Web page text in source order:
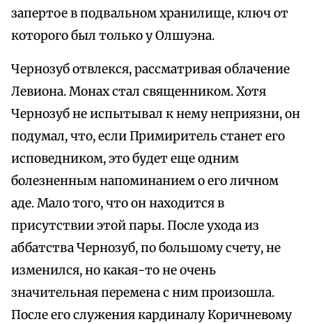
запертое в подвальном хранилище, ключ от
которого был только у Олшуэна.
Чернозуб отвлекся, рассматривая облачение
Левиона. Монах стал священником. Хотя
Чернозуб не испытывал к нему неприязни, он
подумал, что, если Примиритель станет его
исповедником, это будет еще одним
болезненным напоминанием о его личном
аде. Мало того, что он находится в
присутствии этой пары. После ухода из
аббатства Чернозуб, по большому счету, не
изменился, но какая-то не очень
значительная перемена с ним произошла.
После его служения кардиналу Коричневому